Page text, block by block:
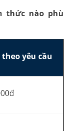
thức nào phù
theo yêu cầu